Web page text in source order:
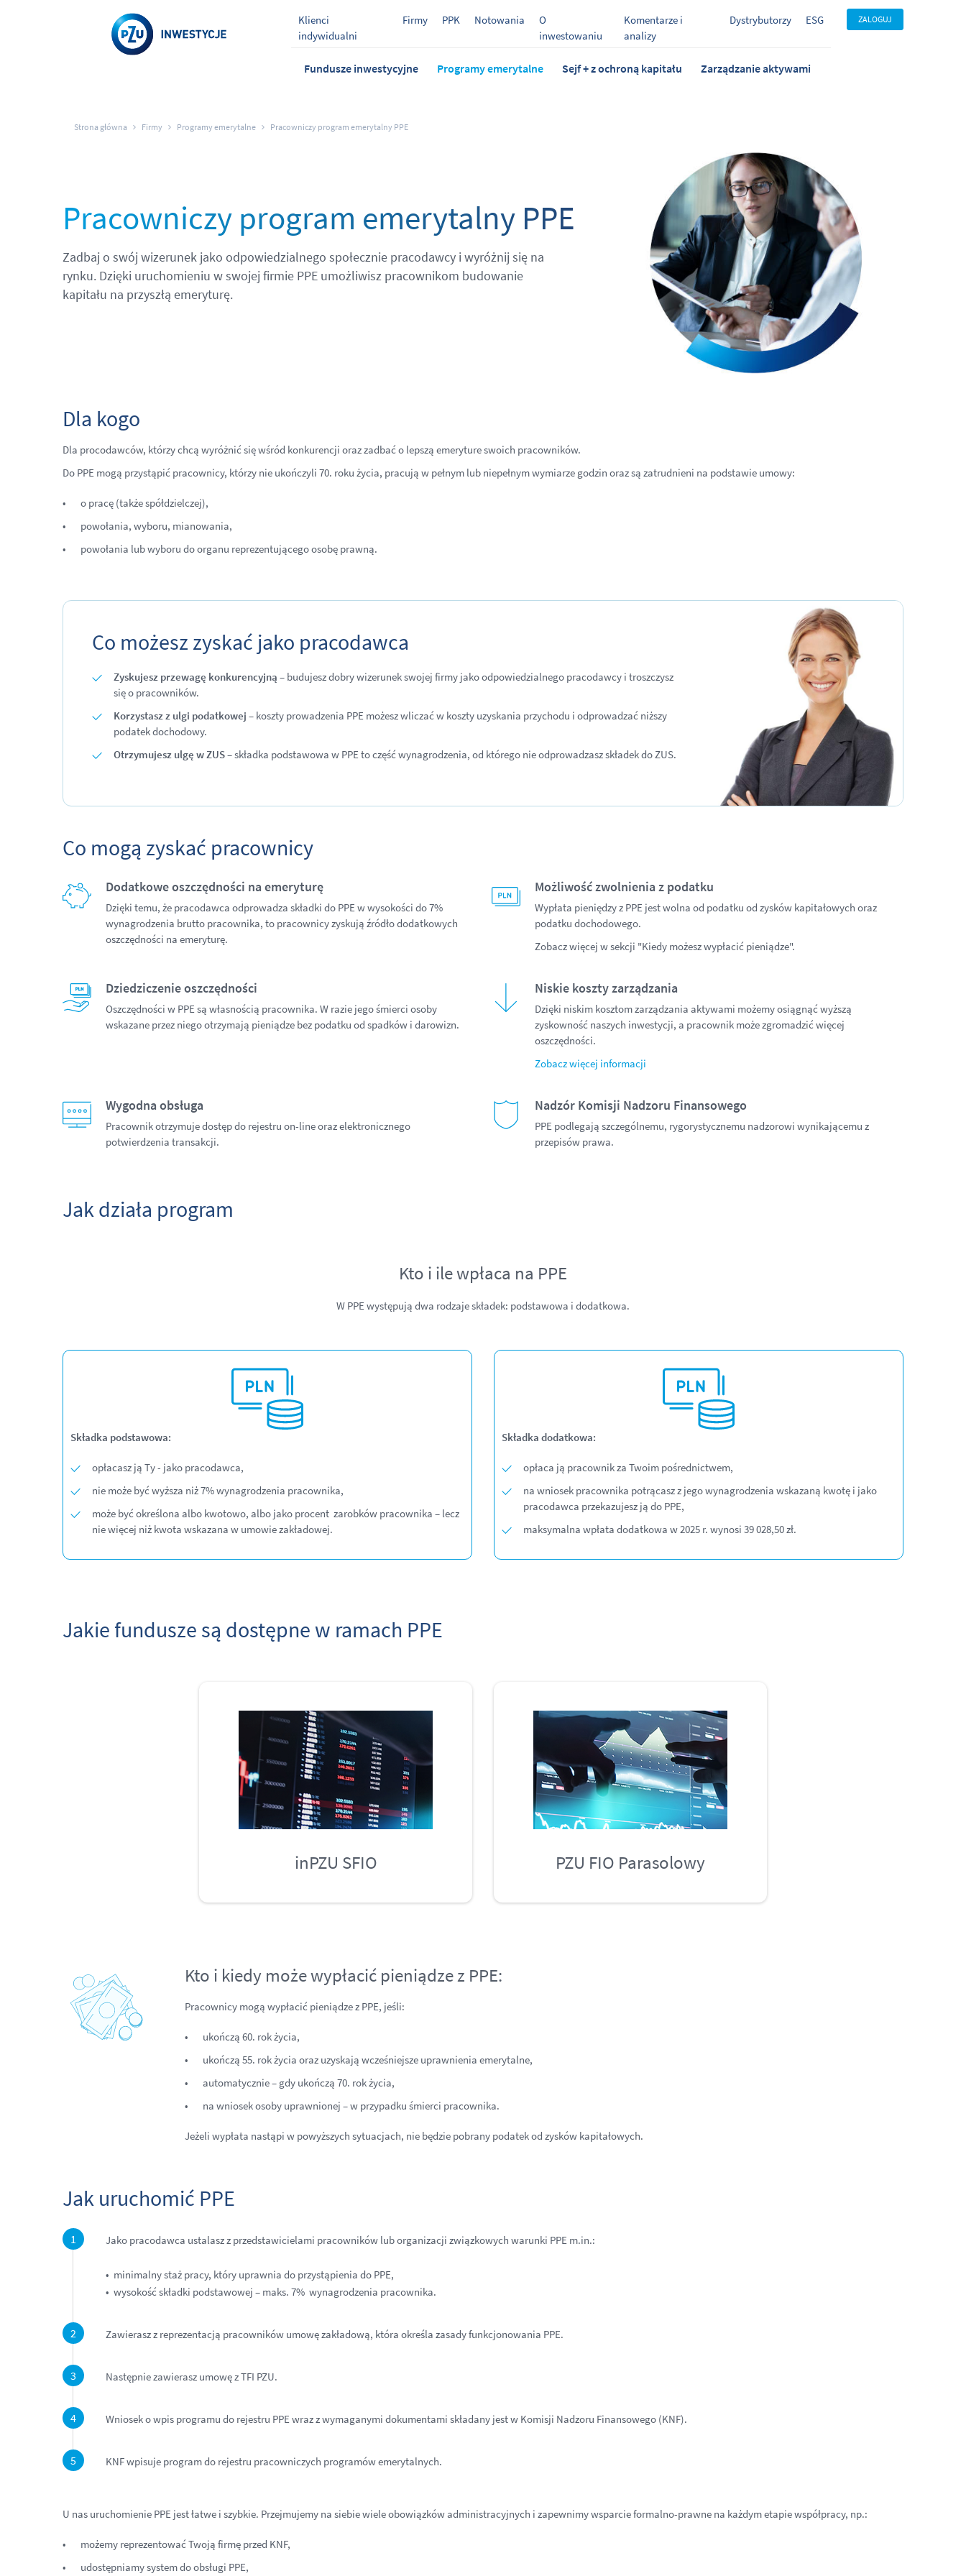
Klienci
indywidualni
Firmy PPK Notowania
O
inwestowaniu
Komentarze i
analizy
Dystrybutorzy ESG
Fundusze inwestycyjne Programy emerytalne Sejf + z ochroną kapitału Zarządzanie aktywami
ZALOGUJ
Strona główna Firmy Programy emerytalne Pracowniczy program emerytalny PPE
Pracowniczy program emerytalny PPE
Zadbaj o swój wizerunek jako odpowiedzialnego społecznie pracodawcy i wyróżnij się na
rynku. Dzięki uruchomieniu w swojej firmie PPE umożliwisz pracownikom budowanie
kapitału na przyszłą emeryturę.
Dla kogo
Dla procodawców, którzy chcą wyróżnić się wśród konkurencji oraz zadbać o lepszą emeryture swoich pracowników.
Do PPE mogą przystąpić pracownicy, którzy nie ukończyli 70. roku życia, pracują w pełnym lub niepełnym wymiarze godzin oraz są zatrudnieni na podstawie umowy:
o pracę (także spółdzielczej),
powołania, wyboru, mianowania,
powołania lub wyboru do organu reprezentującego osobę prawną.
Co możesz zyskać jako pracodawca
Zyskujesz przewagę konkurencyjną – budujesz dobry wizerunek swojej firmy jako odpowiedzialnego pracodawcy i troszczysz
się o pracowników.
Korzystasz z ulgi podatkowej – koszty prowadzenia PPE możesz wliczać w koszty uzyskania przychodu i odprowadzać niższy
podatek dochodowy.
Otrzymujesz ulgę w ZUS– składka podstawowa w PPE to część wynagrodzenia, od którego nie odprowadzasz składek do ZUS.
Co mogą zyskać pracownicy
Dodatkowe oszczędności na emeryturę
Dzięki temu, że pracodawca odprowadza składki do PPE w wysokości do 7%
wynagrodzenia brutto pracownika, to pracownicy zyskują źródło dodatkowych
oszczędności na emeryturę.
Możliwość zwolnienia z podatku
Wypłata pieniędzy z PPE jest wolna od podatku od zysków kapitałowych oraz
podatku dochodowego.
Zobacz więcej w sekcji "Kiedy możesz wypłacić pieniądze".
Dziedziczenie oszczędności
Oszczędności w PPE są własnością pracownika. W razie jego śmierci osoby
wskazane przez niego otrzymają pieniądze bez podatku od spadków i darowizn.
Niskie koszty zarządzania
Dzięki niskim kosztom zarządzania aktywami możemy osiągnąć wyższą
zyskowność naszych inwestycji, a pracownik może zgromadzić więcej
oszczędności.
Zobacz więcej informacji
Wygodna obsługa
Pracownik otrzymuje dostęp do rejestru on-line oraz elektronicznego
potwierdzenia transakcji.
Nadzór Komisji Nadzoru Finansowego
PPE podlegają szczególnemu, rygorystycznemu nadzorowi wynikającemu z
przepisów prawa.
Jak działa program
Kto i ile wpłaca na PPE
W PPE występują dwa rodzaje składek: podstawowa i dodatkowa.
Składka podstawowa:
opłacasz ją Ty - jako pracodawca,
nie może być wyższa niż 7% wynagrodzenia pracownika,
może być określona albo kwotowo, albo jako procent zarobków pracownika – lecz
nie więcej niż kwota wskazana w umowie zakładowej.
Składka dodatkowa:
opłaca ją pracownik za Twoim pośrednictwem,
na wniosek pracownika potrącasz z jego wynagrodzenia wskazaną kwotę i jako
pracodawca przekazujesz ją do PPE,
maksymalna wpłata dodatkowa w 2025 r. wynosi 39 028,50 zł.
Jakie fundusze są dostępne w ramach PPE
inPZU SFIO PZU FIO Parasolowy
Kto i kiedy może wypłacić pieniądze z PPE:
Pracownicy mogą wypłacić pieniądze z PPE, jeśli:
ukończą 60. rok życia,
ukończą 55. rok życia oraz uzyskają wcześniejsze uprawnienia emerytalne,
automatycznie – gdy ukończą 70. rok życia,
na wniosek osoby uprawnionej – w przypadku śmierci pracownika.
Jeżeli wypłata nastąpi w powyższych sytuacjach, nie będzie pobrany podatek od zysków kapitałowych.
Jak uruchomić PPE
Jako pracodawca ustalasz z przedstawicielami pracowników lub organizacji związkowych warunki PPE m.in.:
• minimalny staż pracy, który uprawnia do przystąpienia do PPE,
• wysokość składki podstawowej – maks. 7% wynagrodzenia pracownika.
Zawierasz z reprezentacją pracowników umowę zakładową, która określa zasady funkcjonowania PPE.
Następnie zawierasz umowę z TFI PZU.
Wniosek o wpis programu do rejestru PPE wraz z wymaganymi dokumentami składany jest w Komisji Nadzoru Finansowego (KNF).
KNF wpisuje program do rejestru pracowniczych programów emerytalnych.
U nas uruchomienie PPE jest łatwe i szybkie. Przejmujemy na siebie wiele obowiązków administracyjnych i zapewnimy wsparcie formalno-prawne na każdym etapie współpracy, np.:
możemy reprezentować Twoją firmę przed KNF,
udostępniamy system do obsługi PPE,